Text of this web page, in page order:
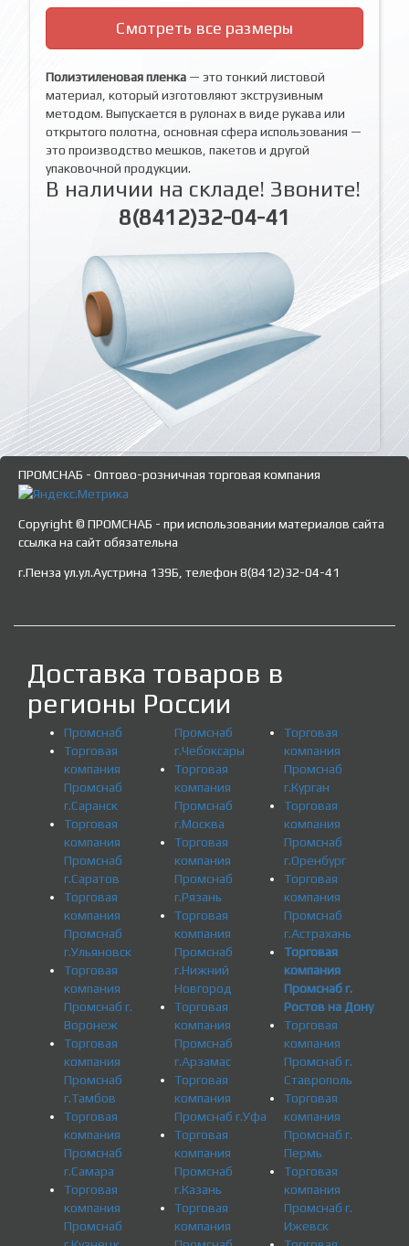
Смотреть все размеры
Полиэтиленовая пленка — это тонкий листовой
материал, который изготовляют экструзивным
методом. Выпускается в рулонах в виде рукава или
открытого полотна, основная сфера использования —
это производство мешков, пакетов и другой
упаковочной продукции.
В наличии на складе! Звоните!
8(8412)32-04-41
ПРОМСНАБ - Оптово-розничная торговая компания
Copyright © ПРОМСНАБ - при использовании материалов сайта
ссылка на сайт обязательна
г.Пенза ул.ул.Аустрина 139Б, телефон 8(8412)32-04-41
Доставка товаров в
регионы России
Промснаб
Торговая
компания
Промснаб
г.Саранск
Торговая
компания
Промснаб
г.Саратов
Торговая
компания
Промснаб
г.Ульяновск
Торговая
компания
Промснаб г.
Воронеж
Торговая
компания
Промснаб
г.Тамбов
Торговая
компания
Промснаб
г.Самара
Торговая
компания
Промснаб
Промснаб
г.Чебоксары
Торговая
компания
Промснаб
г.Москва
Торговая
компания
Промснаб
г.Рязань
Торговая
компания
Промснаб
г.Нижний
Новгород
Торговая
компания
Промснаб
г.Арзамас
Торговая
компания
Промснаб г.Уфа
Торговая
компания
Промснаб
г.Казань
Торговая
компания
Торговая
компания
Промснаб
г.Курган
Торговая
компания
Промснаб
г.Оренбург
Торговая
компания
Промснаб
г.Астрахань
Торговая
компания
Промснаб г.
Ростов на Дону
Торговая
компания
Промснаб г.
Ставрополь
Торговая
компания
Промснаб г.
Пермь
Торговая
компания
Промснаб г.
Ижевск